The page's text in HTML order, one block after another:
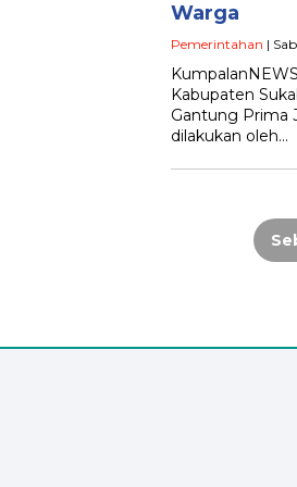
Warga
Pemerintahan |
Kabupaten
Gantung Prima
dilakukan oleh…
Paginasi